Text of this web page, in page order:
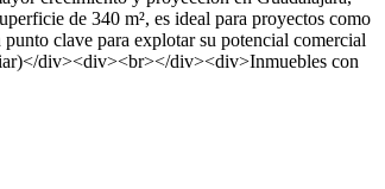
de 340 m², es ideal para proyectos como
clave para explotar su potencial comercial
div><div><br></div><div>Inmuebles con